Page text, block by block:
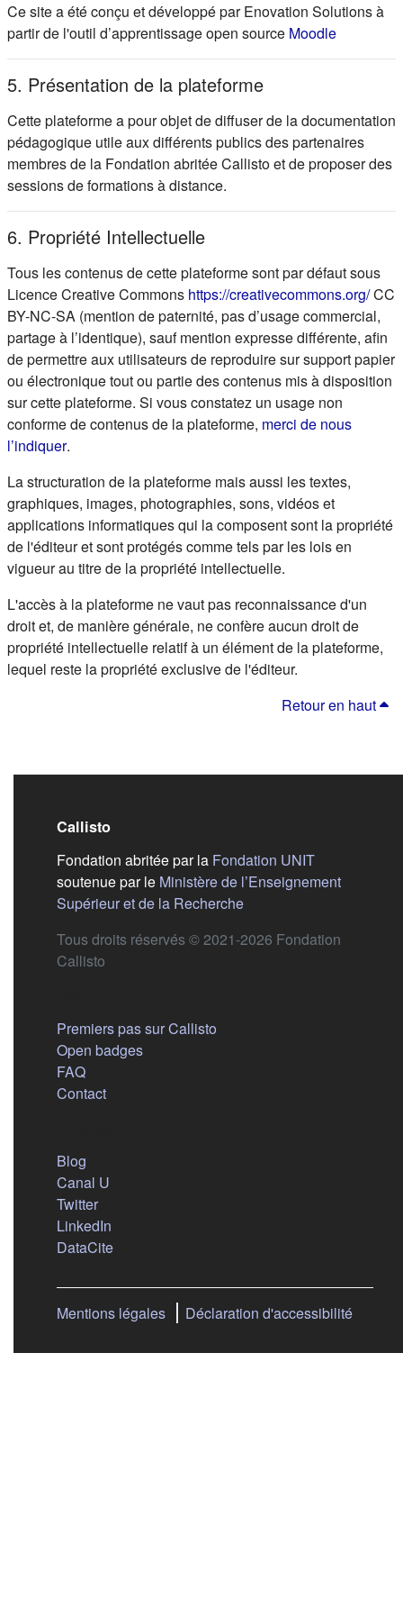
Ce site a été conçu et développé par Enovation Solutions à
partir de l'outil d’apprentissage open source Moodle(s'ouvre
5. Présentation de la plateforme
Cette plateforme a pour objet de diffuser de la documentation
pédagogique utile aux différents publics des partenaires
membres de la Fondation abritée Callisto et de proposer des
sessions de formations à distance.
6. Propriété Intellectuelle
Tous les contenus de cette plateforme sont par défaut sous
Licence Creative Commons https://creativecommons.org/CC
BY-NC-SA (mention de paternité, pas d’usage commercial,
partage à l’identique), sauf mention expresse différente, afin
de permettre aux utilisateurs de reproduire sur support papier
ou électronique tout ou partie des contenus mis à disposition
sur cette plateforme. Si vous constatez un usage non
conforme de contenus de la plateforme, merci de nous
l’indiquer(s'ouvre dans un nouvel onglet)
.
La structuration de la plateforme mais aussi les textes,
graphiques, images, photographies, sons, vidéos et
applications informatiques qui la composent sont la propriété
de l'éditeur et sont protégés comme tels par les lois en
vigueur au titre de la propriété intellectuelle.
L'accès à la plateforme ne vaut pas reconnaissance d'un
droit et, de manière générale, ne confère aucun droit de
propriété intellectuelle relatif à un élément de la plateforme,
lequel reste la propriété exclusive de l'éditeur.
Retour en haut
Callisto
Fondation abritée par la Fondation UNIT(s'ouvre
soutenue par le Ministère de l’Enseignement
Supérieur et de la Recherche(s'ouvre dans un nouvel
Tous droits réservés © 2021-2026 Fondation
Callisto
Premiers pas sur Callisto
Open badges
FAQ
Contact
Blog
Canal U
Twitter(s'ouvre dans un nouvel onglet)
LinkedIn
DataCite(s'ouvre dans un nouvel onglet)
Mentions légales Déclaration d'accessibilité